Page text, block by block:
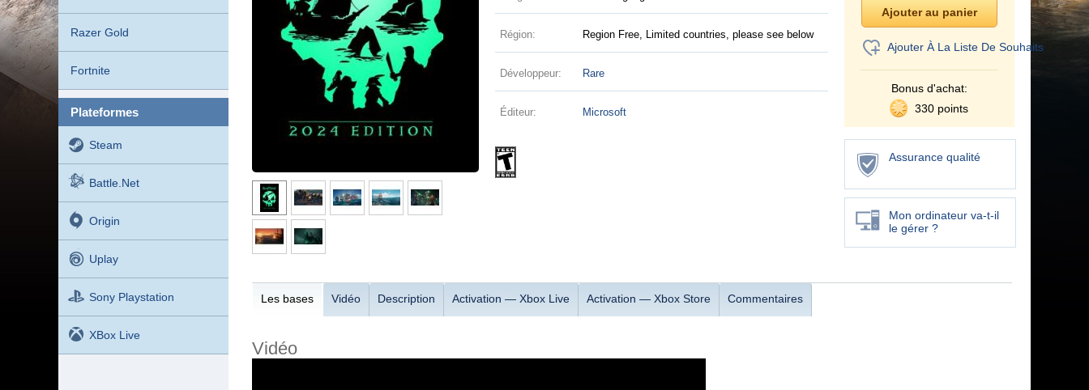
Razer Gold
Fortnite
plateformes
Steam
Battle.net
Origin
Uplay
Sony Playstation
XBox Live
Région: Region Free, Limited countries, please see below
Développeur: Rare
Éditeur: Microsoft
Ajouter À La Liste De Souhaits
Bonus d'achat:
330 points
Assurance qualité
Mon ordinateur va-t-il
le gérer ?
Les bases Vidéo Description Activation — Xbox Live Activation — Хbox Store Commentaires
Vidéo